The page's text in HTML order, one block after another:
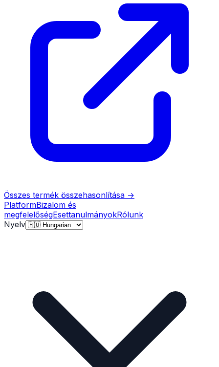
Összes termék összehasonlítása →
PlatformBizalom és
megfelelőségEsettanulmányokRólunk
Nyelv